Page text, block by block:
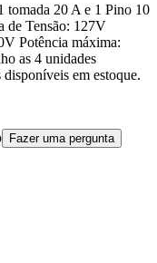
tomada 20 A e 1 Pino 10
de Tensão: 127V
Potência máxima:
as 4 unidades
em estoque.
Fazer uma pergunta